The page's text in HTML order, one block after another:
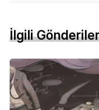
İlgili